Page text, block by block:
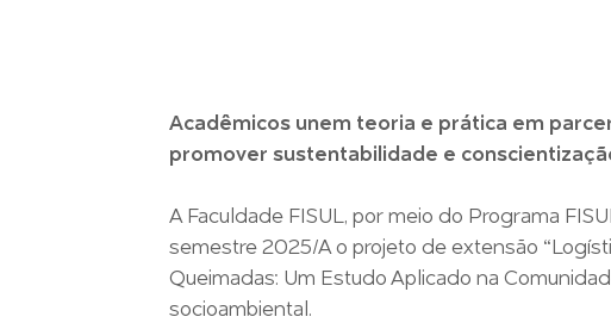
Acadêmicos unem teoria e prática em
promover sustentabilidade e
A Faculdade FISUL, por meio do Programa
semestre 2025/A o projeto de extensão
Queimadas: Um Estudo Aplicado na
socioambiental.